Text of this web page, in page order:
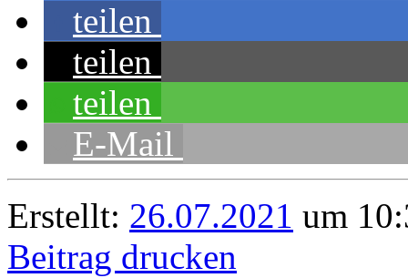
teilen
teilen
teilen
E-Mail
Erstellt: 26.07.2021 um
Beitrag drucken